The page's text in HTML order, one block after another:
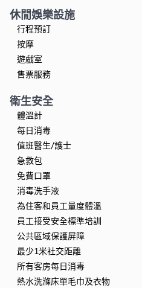
休閒娛樂設施
行程預訂
按摩
遊戲室
售票服務
衛生安全
體溫計
每日消毒
值班醫生/護士
急救包
免費口罩
消毒洗手液
為住客和員工量度體溫
員工接受安全標準培訓
公共區域保護屏障
最少1米社交距離
所有客房每日消毒
熱水洗滌床單毛巾及衣物